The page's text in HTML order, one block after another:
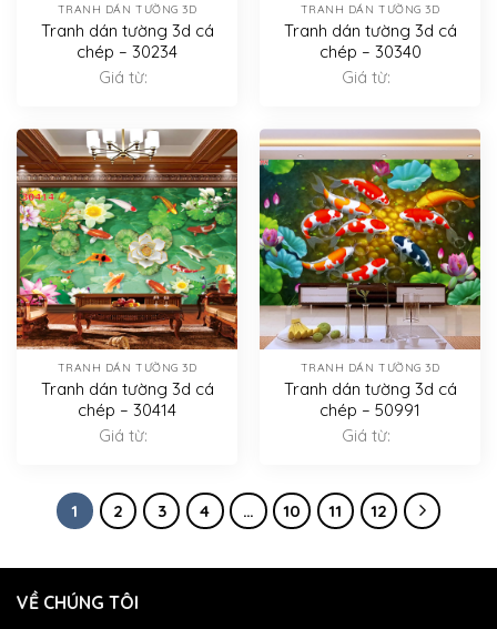
TRANH DÁN TƯỜNG 3D
Tranh dán tường 3d cá
chép – 30234
Giá từ:
TRANH DÁN TƯỜNG 3D
Tranh dán tường 3d cá
chép – 30340
Giá từ:
TRANH DÁN TƯỜNG 3D
Tranh dán tường 3d cá
chép – 30414
Giá từ:
TRANH DÁN TƯỜNG 3D
Tranh dán tường 3d cá
chép – 50991
Giá từ:
1 2 3 4 … 10 11 12
VỀ CHÚNG TÔI